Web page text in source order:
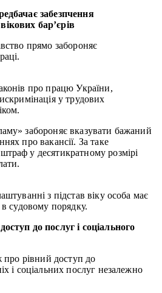
забезпчення
бар’єрів
прямо забороняє
про працю України,
у трудових
забороняє вказувати бажаний
про вакансії. За таке
у десятикратному розмірі
з підстав віку особа має
в судовому порядку.
до послуг і соціального
про рівний доступ до
і соціальних послуг незалежно